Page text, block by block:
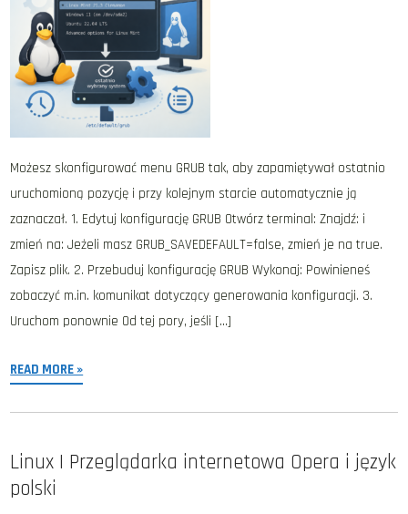
Możesz skonfigurować menu GRUB tak, aby zapamiętywał ostatnio
uruchomioną pozycję i przy kolejnym starcie automatycznie ją
zaznaczał. 1. Edytuj konfigurację GRUB Otwórz terminal: Znajdź: i
zmień na: Jeżeli masz GRUB_SAVEDEFAULT=false, zmień je na true.
Zapisz plik. 2. Przebuduj konfigurację GRUB Wykonaj: Powinieneś
zobaczyć m.in. komunikat dotyczący generowania konfiguracji. 3.
Uruchom ponownie Od tej pory, jeśli […]
READ MORE »
Linux | Przeglądarka internetowa Opera i język
polski